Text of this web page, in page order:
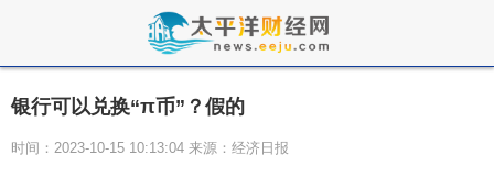
银行可以兑换“π币”？假的
时间：2023-10-15 10:13:04 来源：经济日报